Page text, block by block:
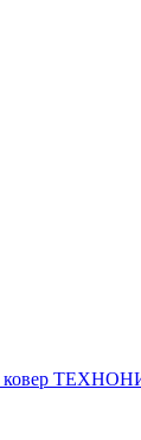
ковер